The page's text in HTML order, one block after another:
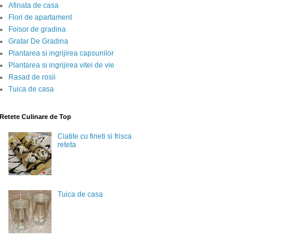
Afinata de casa
Flori de apartament
Foisor de gradina
Gratar De Gradina
Plantarea si ingrijirea capsunilor
Plantarea si ingrijirea vitei de vie
Rasad de rosii
Tuica de casa
Retete Culinare de Top
Clatite cu fineti si frisca
reteta
Tuica de casa